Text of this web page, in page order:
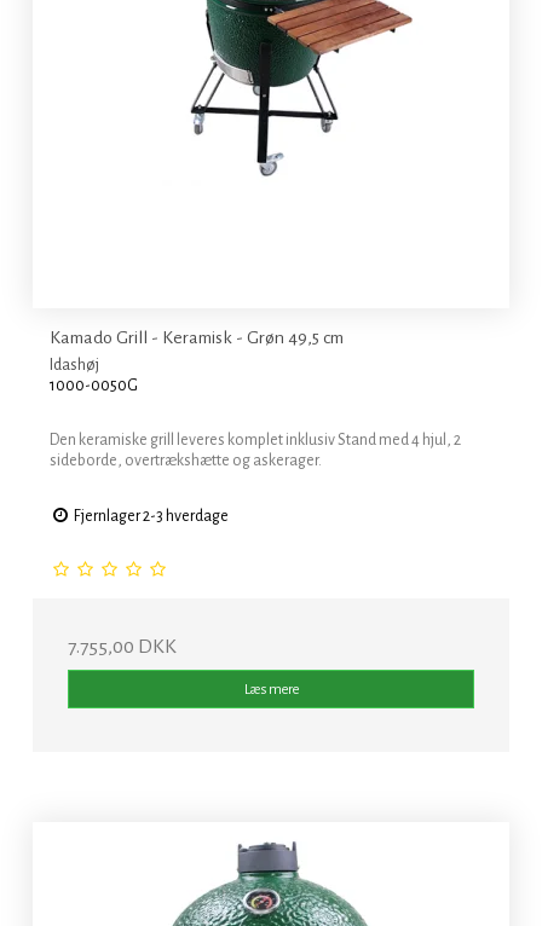
Kamado Grill - Keramisk - Grøn 49,5 cm
Idashøj
1000-0050G
Den keramiske grill leveres komplet inklusiv Stand med 4 hjul, 2
sideborde, overtrækshætte og askerager.
Fjernlager 2-3 hverdage
7.755,00 DKK
Læs mere